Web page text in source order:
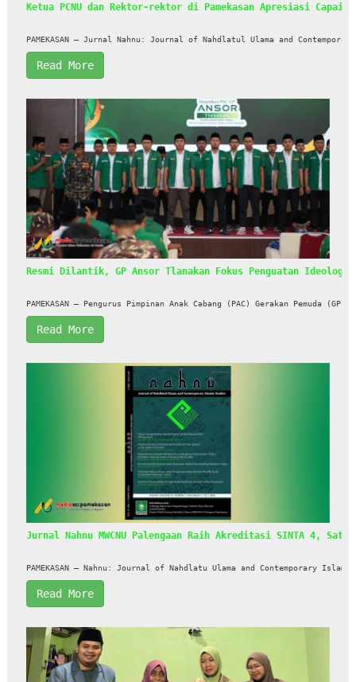
Ketua PCNU dan Rektor-rektor di Pamekasan Apresiasi Capaian
PAMEKASAN – Jurnal Nahnu: Journal of Nahdlatul Ulama and
Read More
Resmi Dilantik, GP Ansor Tlanakan Fokus Penguatan Ideologi
PAMEKASAN – Pengurus Pimpinan Anak Cabang (PAC) Gerakan
Read More
Jurnal Nahnu MWCNU Palengaan Raih Akreditasi SINTA 4,
PAMEKASAN — Nahnu: Journal of Nahdlatu Ulama and Contemporary
Read More